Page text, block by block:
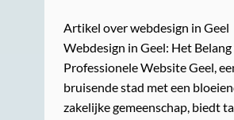
Artikel over webdesign in Geel
Webdesign in Geel: Het Belang
Professionele Website Geel,
bruisende stad met een
zakelijke gemeenschap, biedt